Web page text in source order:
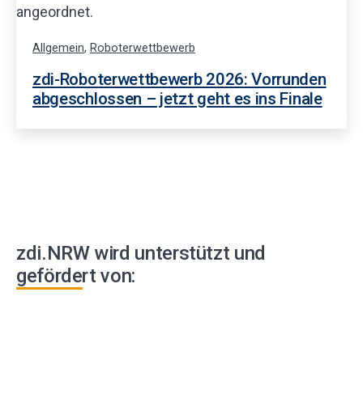
Allgemein, Roboterwettbewerb
zdi-Roboterwettbewerb 2026: Vorrunden
abgeschlossen – jetzt geht es ins Finale
zdi.NRW wird unterstützt und
gefördert von: